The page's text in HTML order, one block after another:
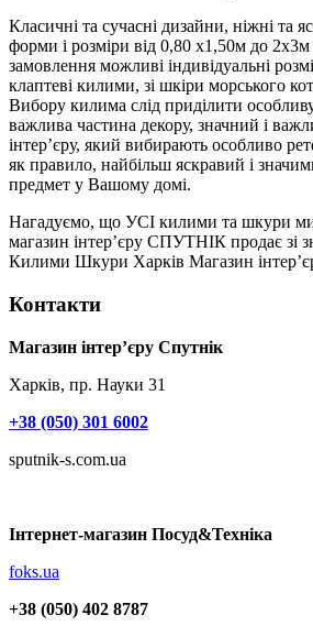
Класичні та сучасні дизайни, ніжні та
форми і розміри від 0,80 х1,50м до 2х3м
замовлення можливі індивідуальні
клаптеві килими, зі шкіри морського
Вибору килима слід приділити
важлива частина декору, значний і
інтер’єру, який вибирають особливо
як правило, найбільш яскравий і
предмет у Вашому домі.
Нагадуємо, що УСІ килими та шкури
магазин інтер’єру СПУТНІК продає зі
Килими Шкури Харків Магазин
Контакти
Магазин інтер’єру Спутнік
Харків, пр. Науки 31
+38 (050) 301 6002
sputnik-s.com.ua
Інтернет-магазин Посуд&Техніка
foks.ua
+38 (050) 402 8787